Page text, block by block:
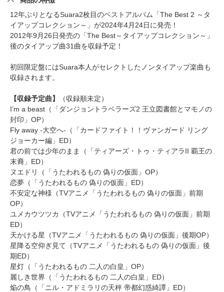
12年ぶりとなるSuara2枚目のベストアルバム「The Best 2 ～タ
イアップコレクション～」が2024年4月24日に発売！
2012年9月26日発売の「The Best～タイアップコレクション～」
後のタイアップ曲31曲を収録予定！
初回限定盤にはSuara本人がセレクトしたノンタイアップ楽曲も
収録されます。
【収録予定曲】
（収録順未定）
I’m a beast（「ダンジョントラベラーズ2 王立図書館とマモノの
封印」OP）
Fly away -大空へ-（「カードファイト！！ヴァンガード リング
ジョーカー編」ED）
君の前では少年のまま（「ティアーズ・トゥ・ティアラII 覇王の
末裔」ED）
ヌエドリ（「うたわれるもの 偽りの仮面」OP）
恋夢（「うたわれるもの 偽りの仮面」ED）
不安定な神様（TVアニメ「うたわれるもの 偽りの仮面」前期
OP）
ユメカウツツカ（TVアニメ「うたわれるもの 偽りの仮面」前期
ED）
天かける星（TVアニメ「うたわれるもの 偽りの仮面」後期OP）
星降る空仰ぎ見て（TVアニメ「うたわれるもの 偽りの仮面」後
期ED）
星灯（「うたわれるもの 二人の白皇」OP）
麗しき世界（「うたわれるもの 二人の白皇」ED）
焔の鳥（「ニル・アドミラリの天秤 帝都幻惑綺譚」ED）